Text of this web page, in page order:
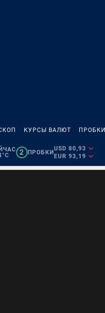
КУРСЫ ВАЛЮТ ПРОБКИ
2 ПРОБКИ
USD 80,93
EUR 93,19